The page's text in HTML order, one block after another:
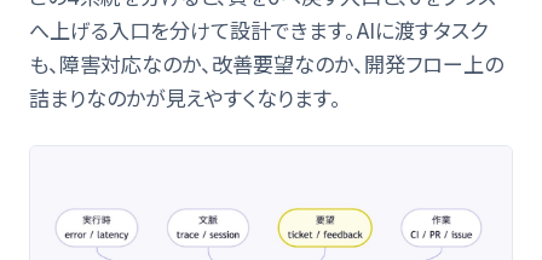
へ上げる入口を分けて設計できます。AIに渡すタスク
も、障害対応なのか、改善要望なのか、開発フロー上の
詰まりなのかが見えやすくなります。